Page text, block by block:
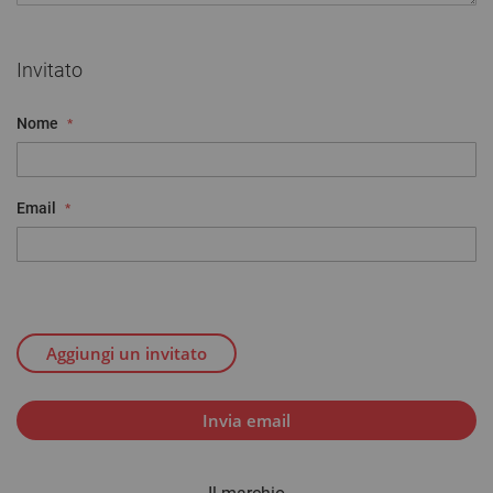
Invitato
Nome
Email
Aggiungi un invitato
Invia email